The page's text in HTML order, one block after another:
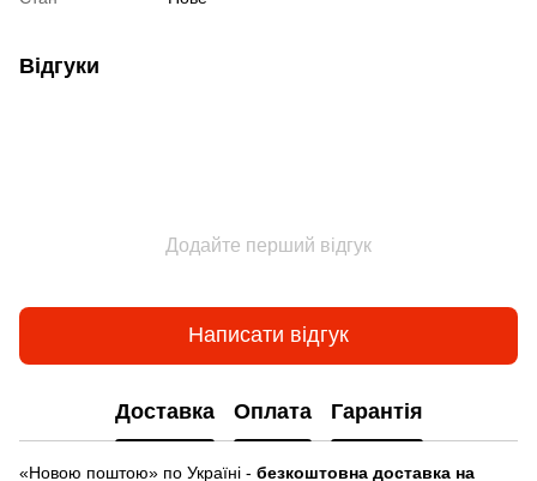
Відгуки
Додайте перший відгук
Написати відгук
Доставка Оплата Гарантія
«Новою поштою» по Україні - безкоштовна доставка на